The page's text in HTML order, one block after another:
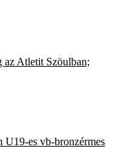
az Atletit Szöulban;
U19-es vb-bronzérmes